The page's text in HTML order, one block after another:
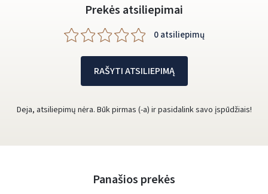
Prekės atsiliepimai
0 atsiliepimų
RAŠYTI ATSILIEPIMĄ
Deja, atsiliepimų nėra. Būk pirmas (-a) ir pasidalink savo įspūdžiais!
Panašios prekės